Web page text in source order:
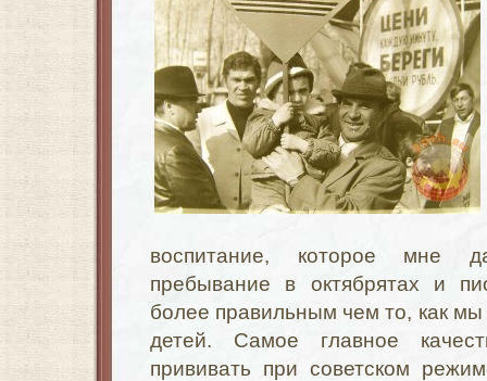
воспитание, которое мне
пребывание в октябрятах и
более правильным чем то, как
детей. Самое главное
прививать при советском